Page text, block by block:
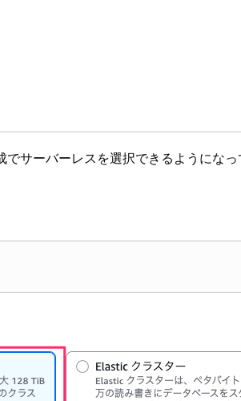
サーバーレスを選択できるようになっ